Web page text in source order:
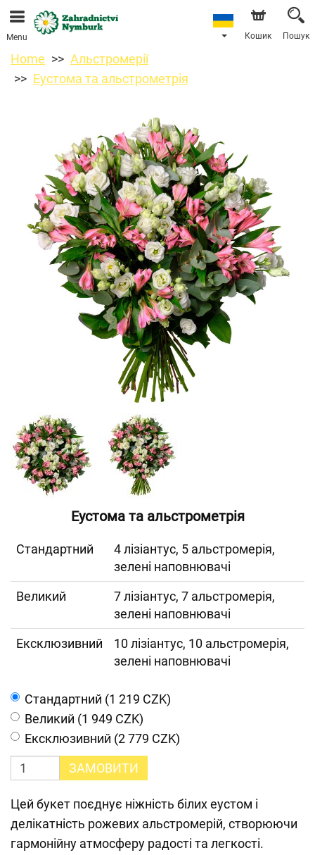
Ми приймаємо замовлення через наш інтернет-
магазин. Найближча можлива дата доставки —
11.08.2026 у зв’язку з відпусткою.
Menu Кошик Пошук
Home
Альстромерії
Еустома та альстрометрія
Еустома та альстрометрія
Cтандартний
4 лізіантус, 5 альстромерія,
зелені наповнювачі
Великий
7 лізіантус, 7 альстромерія,
зелені наповнювачі
Ексклюзивний
10 лізіантус, 10 альстромерія,
зелені наповнювачі
Cтандартний (1 219 CZK)
Великий (1 949 CZK)
Ексклюзивний (2 779 CZK)
ЗАМОВИТИ
Цей букет поєднує ніжність білих еустом і
делікатність рожевих альстромерій, створюючи
гармонійну атмосферу радості та легкості.